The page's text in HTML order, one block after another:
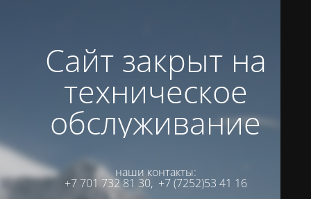
Сайт закрыт на
техническое
обслуживание
наши контакты:
+7 701 732 81 30, +7 (7252)53 41 16